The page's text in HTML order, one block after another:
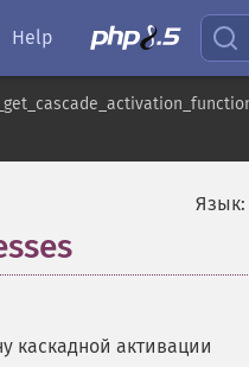
Help
Язык:
каскадной активации